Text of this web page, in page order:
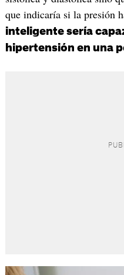
que indicaría si la presión
inteligente sería
hipertensión en una